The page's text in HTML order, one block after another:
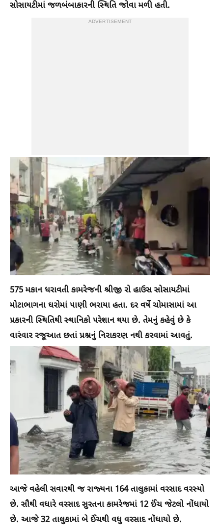
સોસાયટીમાં જળબંબાકારની સ્થિતિ જોવા મળી હતી.
ADVERTISEMENT
575 મકાન ધરાવતી કામરેજની શ્રીજી રો હાઉસ સોસાયટીમાં
મોટાભાગના ઘરોમાં પાણી ભરાયા હતા. દર વર્ષે ચોમાસામાં આ
પ્રકારની સ્થિતિથી સ્થાનિકો પરેશાન થયા છે. તેમનું કહેવું છે કે
વારંવાર રજૂઆત છતાં પ્રશ્નનું નિરાકરણ નથી કરવામાં આવતું.
આજે વહેલી સવારથી જ રાજ્યના 164 તાલુકામાં વરસાદ વરસ્યો
છે. સૌથી વધારે વરસાદ સુરતના કામરેજમાં 12 ઈંચ જેટલો નોંધાયો
છે. આજે 32 તાલુકામાં બે ઈંચથી વધુ વરસાદ નોંધાયો છે.